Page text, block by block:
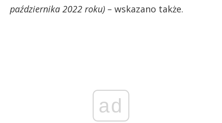
października 2022 roku) – wskazano także.
ad